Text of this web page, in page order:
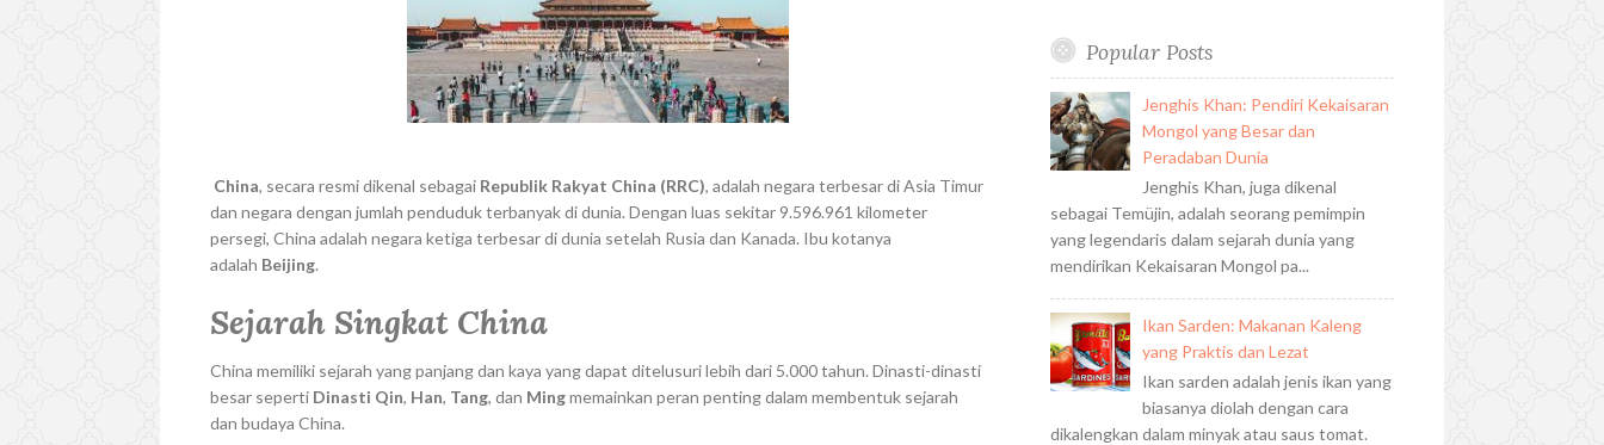
China, secara resmi dikenal sebagai Republik Rakyat China (RRC), adalah negara terbesar di Asia Timur
dan negara dengan jumlah penduduk terbanyak di dunia. Dengan luas sekitar 9.596.961 kilometer
persegi, China adalah negara ketiga terbesar di dunia setelah Rusia dan Kanada. Ibu kotanya
adalah Beijing.
Sejarah Singkat China
China memiliki sejarah yang panjang dan kaya yang dapat ditelusuri lebih dari 5.000 tahun. Dinasti-dinasti
besar seperti Dinasti Qin, Han, Tang, dan Mingmemainkan peran penting dalam membentuk sejarah
dan budaya China.
k
s
b
e
r
e
s
t
i
n
c
h
f
o
r
Popular Posts
Jenghis Khan: Pendiri Kekaisaran
Mongol yang Besar dan
Peradaban Dunia
Jenghis Khan, juga dikenal
sebagai Temüjin, adalah seorang pemimpin
yang legendaris dalam sejarah dunia yang
mendirikan Kekaisaran Mongol pa...
Ikan Sarden: Makanan Kaleng
yang Praktis dan Lezat
Ikan sarden adalah jenis ikan yang
biasanya diolah dengan cara
dikalengkan dalam minyak atau saus tomat.